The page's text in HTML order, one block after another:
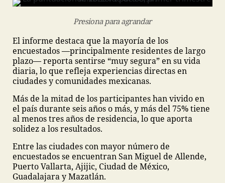
Presiona para agrandar
El informe destaca que la mayoría de los
encuestados —principalmente residentes de largo
plazo— reporta sentirse “muy segura” en su vida
diaria, lo que refleja experiencias directas en
ciudades y comunidades mexicanas.
Más de la mitad de los participantes han vivido en
el país durante seis años o más, y más del 75% tiene
al menos tres años de residencia, lo que aporta
solidez a los resultados.
Entre las ciudades con mayor número de
encuestados se encuentran San Miguel de Allende,
Puerto Vallarta, Ajijic, Ciudad de México,
Guadalajara y Mazatlán.